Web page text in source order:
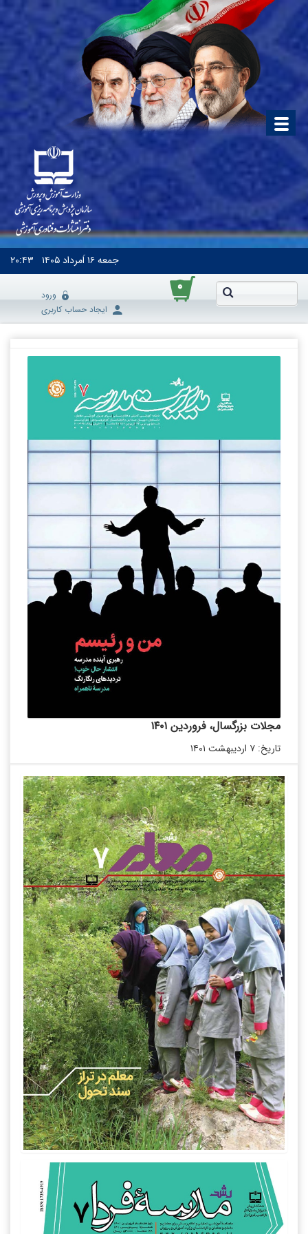
جمعه۱۶ اَمرداد ۱۴۰۵ ۲۰:۴۳
۰
ورود
ایجاد حساب کاربری
مجلات بزرگسال، فروردین ۱۴۰۱
تاریخ: ۷ اردیبهشت ۱۴۰۱